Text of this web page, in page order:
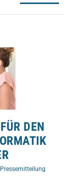
DEN
Pressemitteilung